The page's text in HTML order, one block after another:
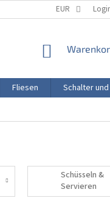
EUR
Fliesen Schalter
Schüsseln &
Servieren